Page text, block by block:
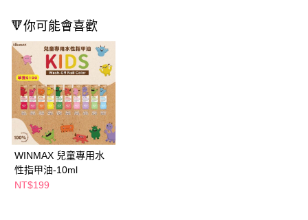
🔻你可能會喜歡
WINMAX 兒童專用水
性指甲油-10ml
NT$199